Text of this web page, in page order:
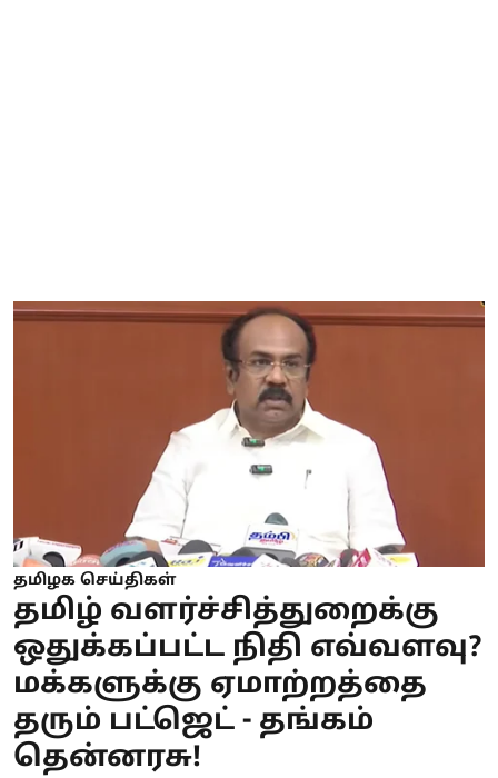
தமிழக செய்திகள்
தமிழ் வளர்ச்சித்துறைக்கு
ஒதுக்கப்பட்ட நிதி எவ்வளவு?
மக்களுக்கு ஏமாற்றத்தை
தரும் பட்ஜெட் - தங்கம்
தென்னரசு!